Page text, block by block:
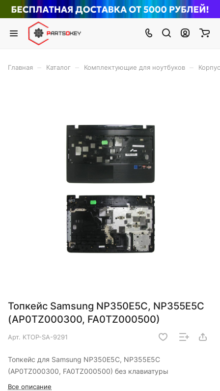
Главная Каталог Комплектующие для ноутбуков
Топкейс Samsung NP350E5C, NP355E5C
(AP0TZ000300, FA0TZ000500)
Арт. KTOP-SA-9291
Топкейс для Samsung NP350E5C, NP355E5C
(AP0TZ000300, FA0TZ000500) без клавиатуры
Все описание